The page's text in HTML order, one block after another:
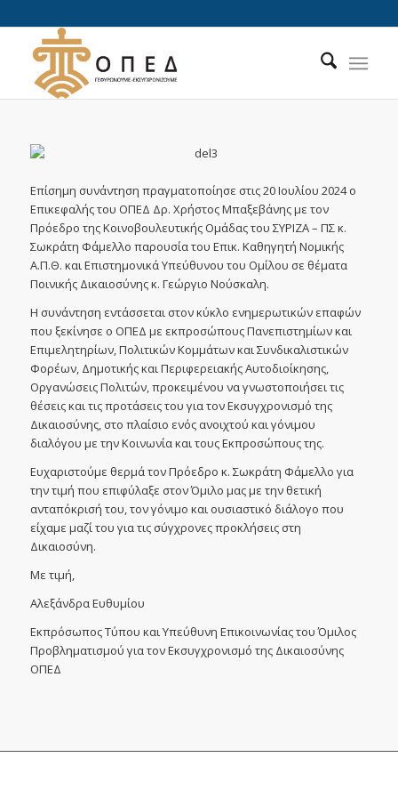
Επίσημη συνάντηση πραγματοποίησε στις 20 Ιουλίου 2024 ο
Επικεφαλής του ΟΠΕΔ Δρ. Χρήστος Μπαξεβάνης με τον
Πρόεδρο της Κοινοβουλευτικής Ομάδας του ΣΥΡΙΖΑ – ΠΣ κ.
Σωκράτη Φάμελλο παρουσία του Επικ. Καθηγητή Νομικής
Α.Π.Θ. και Επιστημονικά Υπεύθυνου του Ομίλου σε θέματα
Ποινικής Δικαιοσύνης κ. Γεώργιο Νούσκαλη.
Η συνάντηση εντάσσεται στον κύκλο ενημερωτικών επαφών
που ξεκίνησε ο ΟΠΕΔ με εκπροσώπους Πανεπιστημίων και
Επιμελητηρίων, Πολιτικών Κομμάτων και Συνδικαλιστικών
Φορέων, Δημοτικής και Περιφερειακής Αυτοδιοίκησης,
Οργανώσεις Πολιτών, προκειμένου να γνωστοποιήσει τις
θέσεις και τις προτάσεις του για τον Εκσυγχρονισμό της
Δικαιοσύνης, στο πλαίσιο ενός ανοιχτού και γόνιμου
διαλόγου με την Κοινωνία και τους Εκπροσώπους της.
Ευχαριστούμε θερμά τον Πρόεδρο κ. Σωκράτη Φάμελλο για
την τιμή που επιφύλαξε στον Όμιλο μας με την θετική
ανταπόκρισή του, τον γόνιμο και ουσιαστικό διάλογο που
είχαμε μαζί του για τις σύγχρονες προκλήσεις στη
Δικαιοσύνη.
Με τιμή,
Αλεξάνδρα Ευθυμίου
Εκπρόσωπος Τύπου και Υπεύθυνη Επικοινωνίας του Όμιλος
Προβληματισμού για τον Εκσυγχρονισμό της Δικαιοσύνης
ΟΠΕΔ